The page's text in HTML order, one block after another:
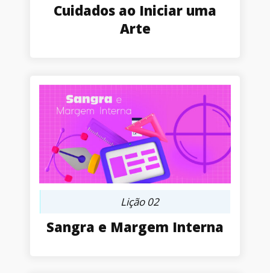
Cuidados ao Iniciar uma
Arte
Lição 02
Sangra e Margem Interna